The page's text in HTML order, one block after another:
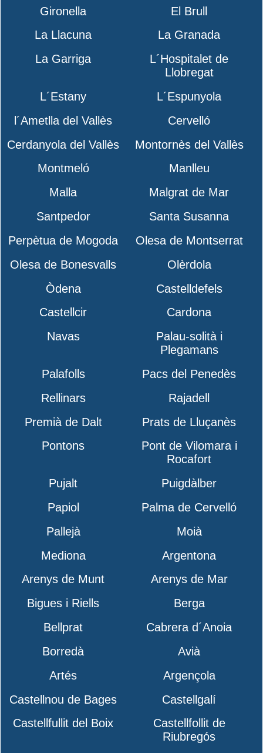
Gironella
El Brull
La Llacuna
La Granada
La Garriga
L´Hospitalet de
Llobregat
L´Estany
L´Espunyola
l´Ametlla del Vallès
Cervelló
Cerdanyola del Vallès
Montornès del Vallès
Montmeló
Manlleu
Malla
Malgrat de Mar
Santpedor
Santa Susanna
Perpètua de Mogoda
Olesa de Montserrat
Olesa de Bonesvalls
Olèrdola
Òdena
Castelldefels
Castellcir
Cardona
Navas
Palau-solità i
Plegamans
Palafolls
Pacs del Penedès
Rellinars
Rajadell
Premià de Dalt
Prats de Lluçanès
Pontons
Pont de Vilomara i
Rocafort
Pujalt
Puigdàlber
Papiol
Palma de Cervelló
Pallejà
Moià
Mediona
Argentona
Arenys de Munt
Arenys de Mar
Bigues i Riells
Berga
Bellprat
Cabrera d´Anoia
Borredà
Avià
Artés
Argençola
Castellnou de Bages
Castellgalí
Castellfullit del Boix
Castellfollit de
Riubregós